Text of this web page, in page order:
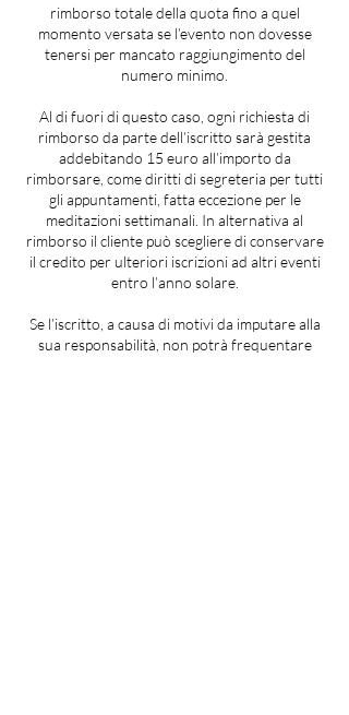
rimborso totale della quota fino a quel
momento versata se l’evento non dovesse
tenersi per mancato raggiungimento del
numero minimo.
Al di fuori di questo caso, ogni richiesta di
rimborso da parte dell’iscritto sarà gestita
addebitando 15 euro all’importo da
rimborsare, come diritti di segreteria per tutti
gli appuntamenti, fatta eccezione per le
meditazioni settimanali. In alternativa al
rimborso il cliente può scegliere di conservare
il credito per ulteriori iscrizioni ad altri eventi
entro l’anno solare.
Se l’iscritto, a causa di motivi da imputare alla
sua responsabilità, non potrà frequentare